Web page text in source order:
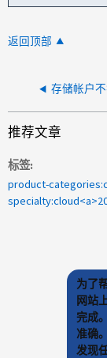
返回顶部
推荐文章
标签
product-
为了
网站
完成
准确
发现